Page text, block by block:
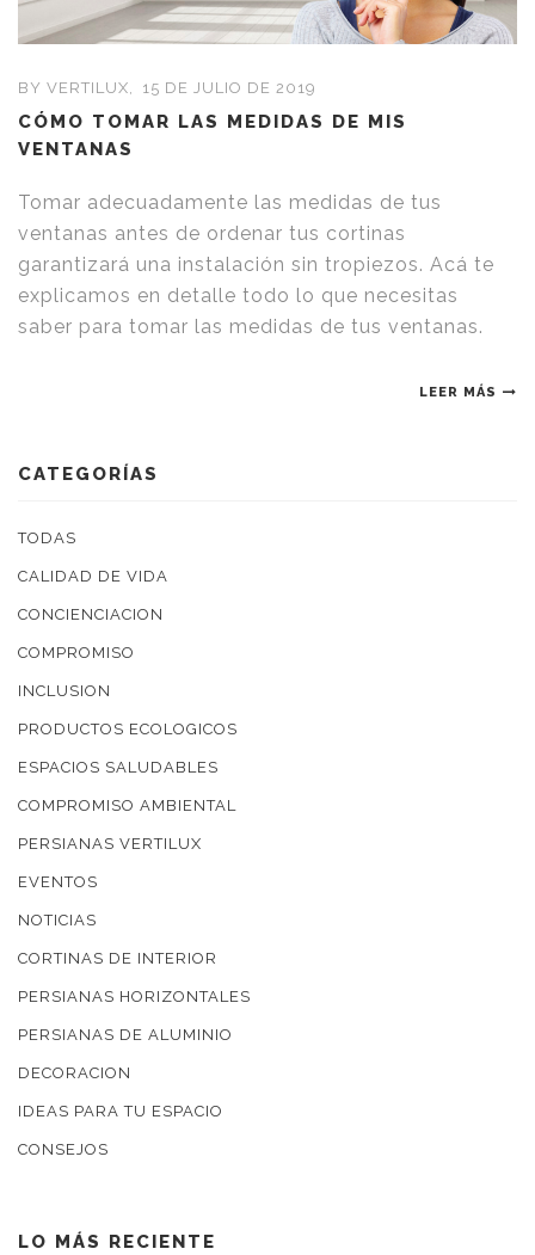
BY VERTILUX, 15 DE JULIO DE 2019
CÓMO TOMAR LAS MEDIDAS DE MIS
VENTANAS
Tomar adecuadamente las medidas de tus
ventanas antes de ordenar tus cortinas
garantizará una instalación sin tropiezos. Acá te
explicamos en detalle todo lo que necesitas
saber para tomar las medidas de tus ventanas.
LEER MÁS
CATEGORÍAS
TODAS
CALIDAD DE VIDA
CONCIENCIACION
COMPROMISO
INCLUSION
PRODUCTOS ECOLOGICOS
ESPACIOS SALUDABLES
COMPROMISO AMBIENTAL
PERSIANAS VERTILUX
EVENTOS
NOTICIAS
CORTINAS DE INTERIOR
PERSIANAS HORIZONTALES
PERSIANAS DE ALUMINIO
DECORACION
IDEAS PARA TU ESPACIO
CONSEJOS
LO MÁS RECIENTE